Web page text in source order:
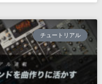
チュートリアル